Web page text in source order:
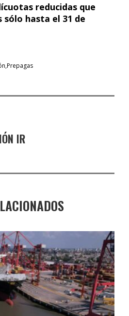
reducidas que
hasta el 31 de
Prepagas
IR